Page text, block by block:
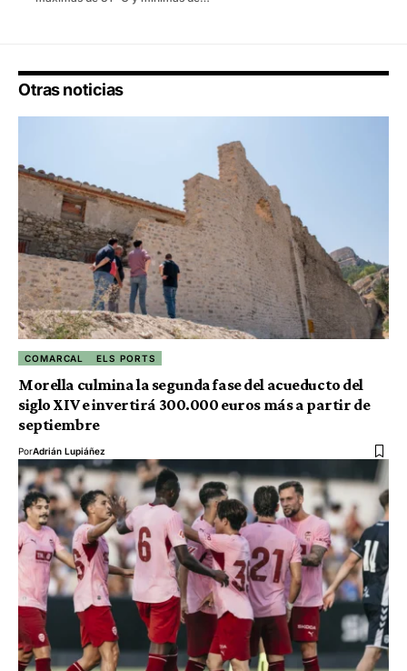
Otras noticias
COMARCAL ELS PORTS
Morella culmina la segunda fase del acueducto del
siglo XIV e invertirá 300.000 euros más a partir de
septiembre
PorAdrián Lupiáñez